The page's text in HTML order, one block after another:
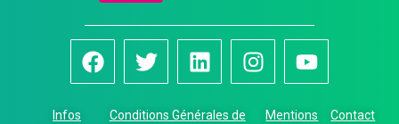
Infos Conditions Générales de Mentions Contact